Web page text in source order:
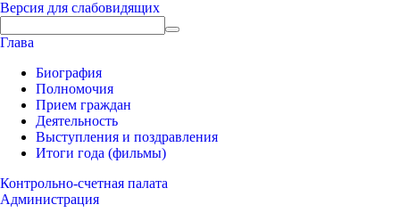
Версия для слабовидящих
Глава
Биография
Полномочия
Прием граждан
Деятельность
Выступления и поздравления
Итоги года (фильмы)
Контрольно-счетная палата
Администрация